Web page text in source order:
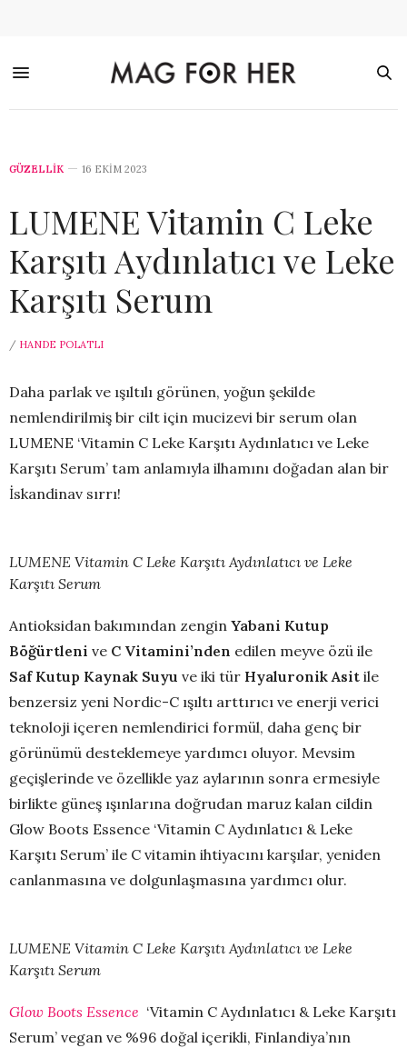
GÜZELLİK 16 EKIM 2023
LUMENE Vitamin C Leke
Karşıtı Aydınlatıcı ve Leke
Karşıtı Serum
/ HANDE POLATLI
Daha parlak ve ışıltılı görünen, yoğun şekilde
nemlendirilmiş bir cilt için mucizevi bir serum olan
LUMENE ‘Vitamin C Leke Karşıtı Aydınlatıcı ve Leke
Karşıtı Serum’ tam anlamıyla ilhamını doğadan alan bir
İskandinav sırrı!
LUMENE Vitamin C Leke Karşıtı Aydınlatıcı ve Leke
Karşıtı Serum
Antioksidan bakımından zengin Yabani Kutup
Böğürtleni ve C Vitamini’nden edilen meyve özü ile
Saf Kutup Kaynak Suyu ve iki tür Hyaluronik Asit ile
benzersiz yeni Nordic-C ışıltı arttırıcı ve enerji verici
teknoloji içeren nemlendirici formül, daha genç bir
görünümü desteklemeye yardımcı oluyor. Mevsim
geçişlerinde ve özellikle yaz aylarının sonra ermesiyle
birlikte güneş ışınlarına doğrudan maruz kalan cildin
Glow Boots Essence ‘Vitamin C Aydınlatıcı & Leke
Karşıtı Serum’ ile C vitamin ihtiyacını karşılar, yeniden
canlanmasına ve dolgunlaşmasına yardımcı olur.
LUMENE Vitamin C Leke Karşıtı Aydınlatıcı ve Leke
Karşıtı Serum
Glow Boots Essence ‘Vitamin C Aydınlatıcı & Leke Karşıtı
Serum’ vegan ve %96 doğal içerikli, Finlandiya’nın